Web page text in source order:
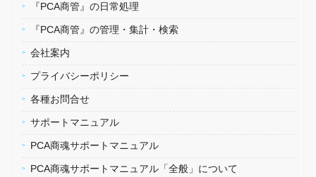
『PCA商管』の日常処理
『PCA商管』の管理・集計・検索
会社案内
プライバシーポリシー
各種お問合せ
サポートマニュアル
PCA商魂サポートマニュアル
PCA商魂サポートマニュアル「全般」について